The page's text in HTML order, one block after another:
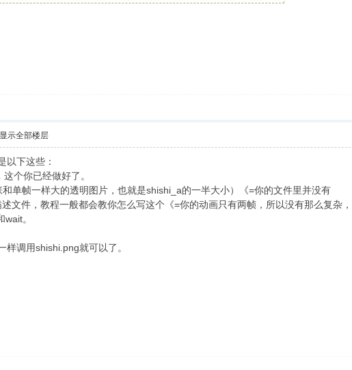
显示全部楼层
以下这些：
个你已经做好了。
单帧一样大的透明图片，也就是shishi_a的一半大小）《=你的文件里并没有
文件，教程一般都会教你怎么写这个《=你的动画只有两帧，所以没有那么复杂
。
样调用shishi.png就可以了。